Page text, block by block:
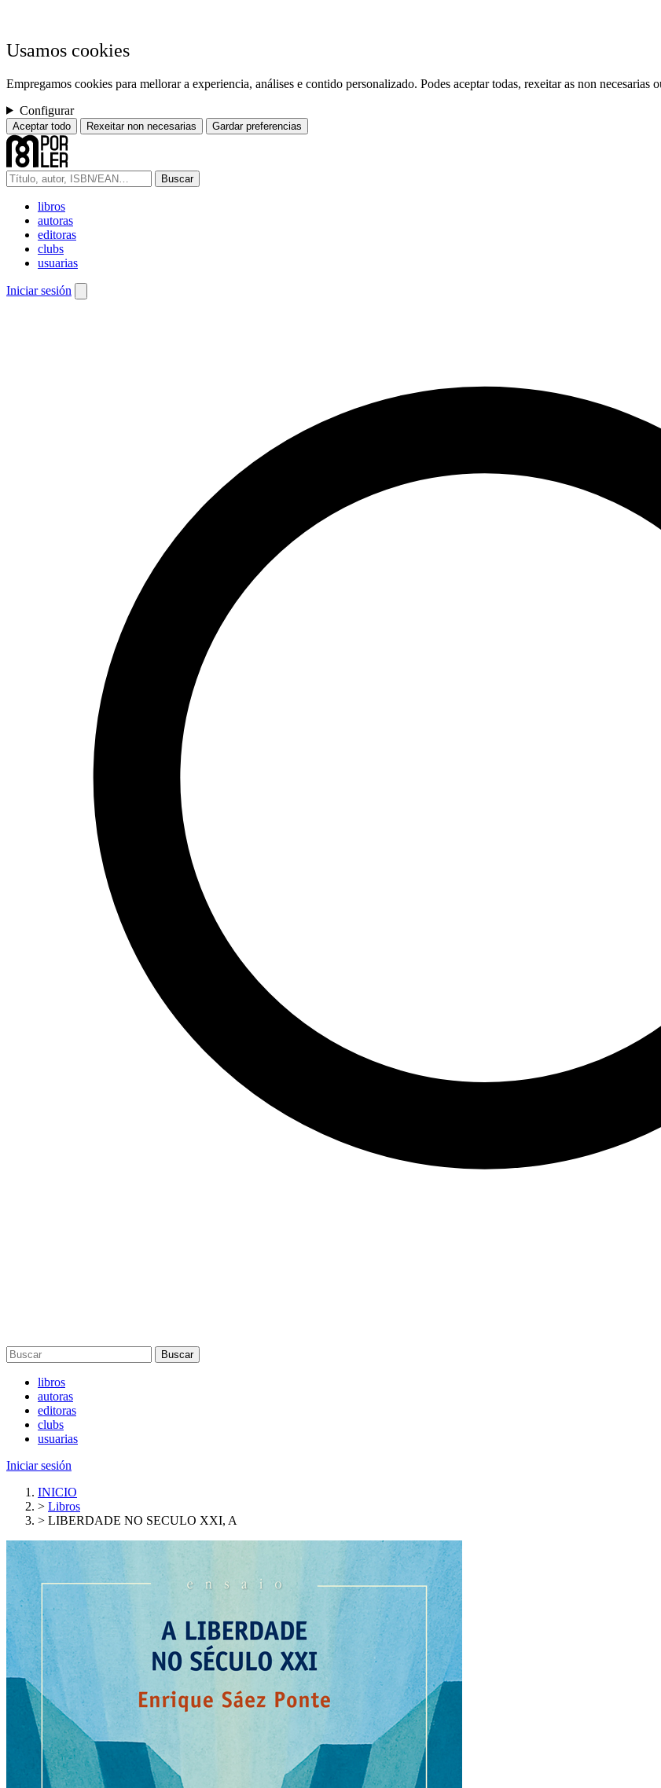
Usamos cookies
Empregamos cookies para mellorar a experiencia, análises e contido personalizado. Podes aceptar todas, rexeitar as non necesarias
Configurar
Aceptar todo Rexeitar non necesarias Gardar preferencias
Buscar
libros
autoras
editoras
clubs
usuarias
Iniciar sesión
Buscar
libros
autoras
editoras
clubs
usuarias
Iniciar sesión
INICIO
> Libros
> LIBERDADE NO SECULO XXI, A